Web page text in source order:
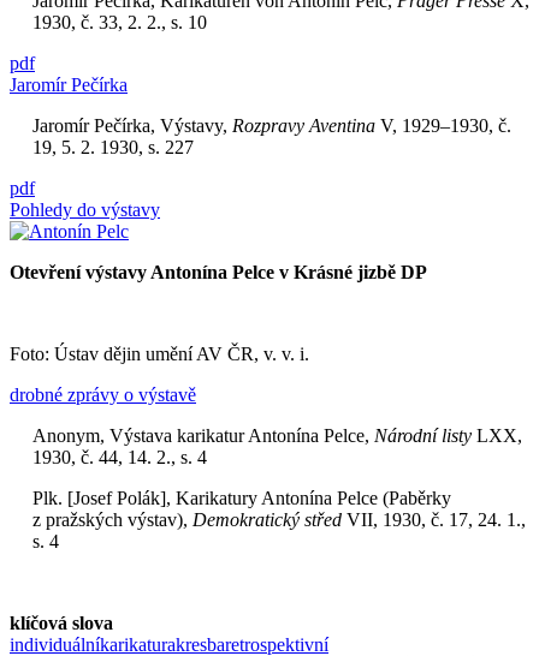
1930, č. 33, 2. 2., s. 10
pdf
Jaromír Pečírka
Jaromír Pečírka, Výstavy, Rozpravy Aventina V, 1929–1930, č.
19, 5. 2. 1930, s. 227
pdf
Pohledy do výstavy
Otevření výstavy Antonína Pelce v Krásné jizbě DP
Foto: Ústav dějin umění AV ČR, v. v. i.
drobné zprávy o výstavě
Anonym, Výstava karikatur Antonína Pelce, Národní listy LXX,
1930, č. 44, 14. 2., s. 4
Plk. [Josef Polák], Karikatury Antonína Pelce (Paběrky
z pražských výstav), Demokratický střed VII, 1930, č. 17, 24. 1.,
s. 4
klíčová slova
individuálníkarikaturakresbaretrospektivní